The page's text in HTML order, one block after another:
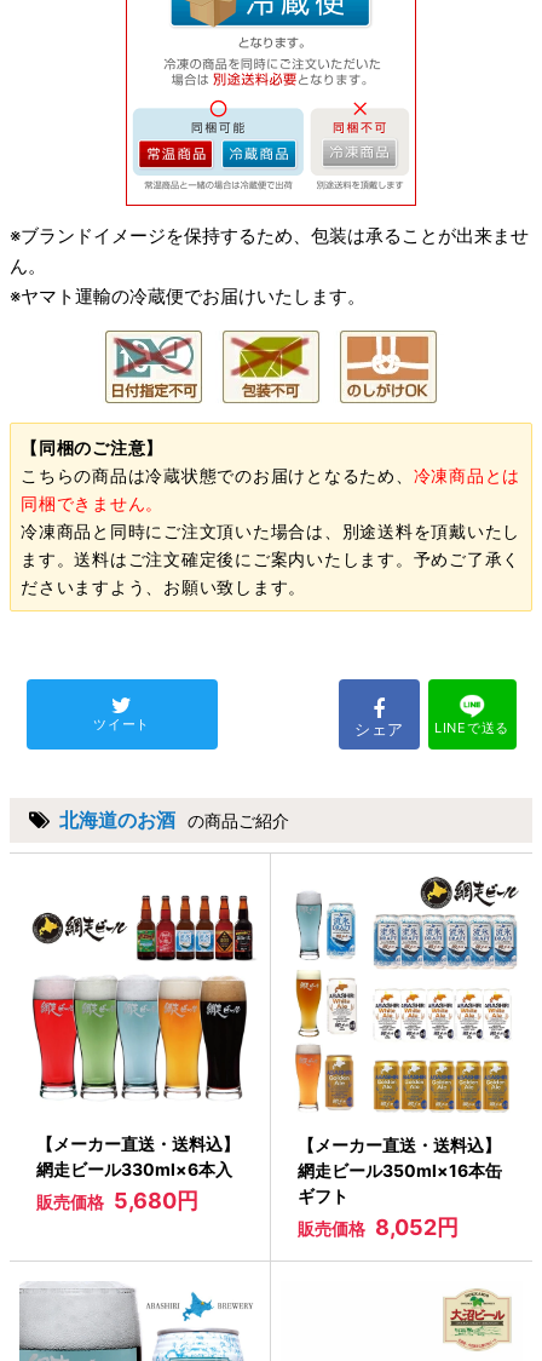
※ブランドイメージを保持するため、包装は承ることが出来ませ
ん。
※ヤマト運輸の冷蔵便でお届けいたします。
【同梱のご注意】
こちらの商品は冷蔵状態でのお届けとなるため、 冷凍商品とは
同梱できません。
冷凍商品と同時にご注文頂いた場合は、別途送料を頂戴いたし
ます。送料はご注文確定後にご案内いたします。予めご了承く
ださいますよう、お願い致します。
ツイート シェア LINEで送る
北海道のお酒 の商品ご紹介
【メーカー直送・送料込】
網走ビール330ml×6本入
販売価格 5,680円
【メーカー直送・送料込】
網走ビール350ml×16本缶
ギフト
販売価格 8,052円